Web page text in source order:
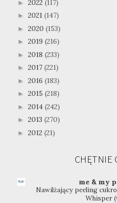
► 2022 (117)
► 2021 (147)
► 2020 (153)
► 2019 (216)
► 2018 (233)
► 2017 (221)
► 2016 (183)
► 2015 (218)
► 2014 (242)
► 2013 (270)
► 2012 (21)
CHĘTNIE
me & my
Nawilżający peeling
Whisper